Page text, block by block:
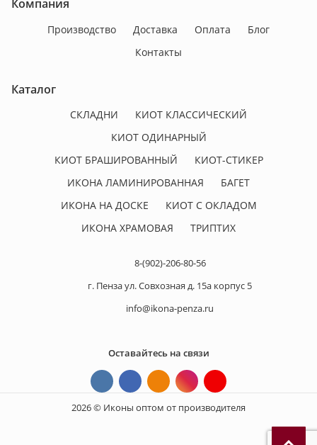
Компания
Производство Доставка Оплата
Блог
Контакты
Каталог
СКЛАДНИ
КИОТ КЛАССИЧЕСКИЙ
КИОТ ОДИНАРНЫЙ
КИОТ БРАШИРОВАННЫЙ
КИОТ-СТИКЕР
ИКОНА ЛАМИНИРОВАННАЯ
БАГЕТ
ИКОНА НА ДОСКЕ
КИОТ С ОКЛАДОМ
ИКОНА ХРАМОВАЯ
ТРИПТИХ
8-(902)-206-80-56
г. Пенза ул. Совхозная д. 15а корпус 5
info@ikona-penza.ru
Оставайтесь на связи
2026 © Иконы оптом от производителя